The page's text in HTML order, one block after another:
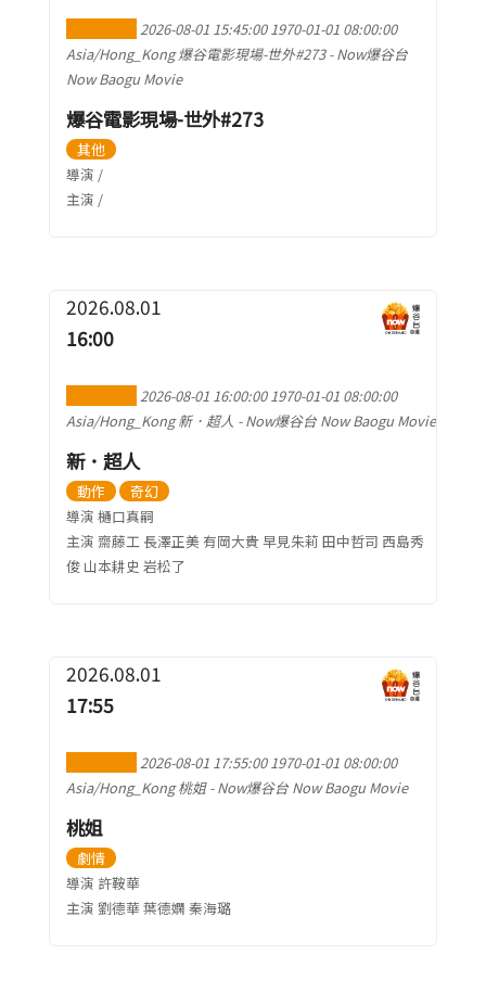
2026-08-01 15:45:00 1970-01-01 08:00:00
Asia/Hong_Kong 爆谷電影現場-世外#273 - Now爆谷台
Now Baogu Movie
爆谷電影現場-世外#273
其他
導演 /
主演 /
2026.08.01
16:00
2026-08-01 16:00:00 1970-01-01 08:00:00
Asia/Hong_Kong 新．超人 - Now爆谷台 Now Baogu Movie
新．超人
動作
奇幻
導演 樋口真嗣
主演 齋藤工 長澤正美 有岡大貴 早見朱莉 田中哲司 西島秀
俊 山本耕史 岩松了
2026.08.01
17:55
2026-08-01 17:55:00 1970-01-01 08:00:00
Asia/Hong_Kong 桃姐 - Now爆谷台 Now Baogu Movie
桃姐
劇情
導演 許鞍華
主演 劉德華 葉德嫻 秦海璐